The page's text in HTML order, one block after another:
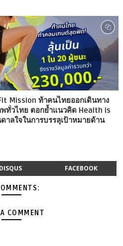
Mission ท้าคนไทยออกเดินทาง
ทั่วไทย ตอกย้ำแนวคิด Health is
าลใจในการบรรลุเป้าหมายด้าน
DISQUS FACEBOOK
COMMENT